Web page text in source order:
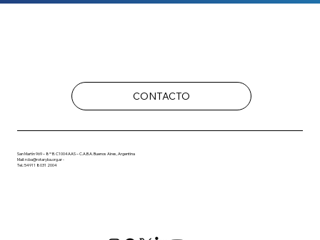
CONTACTO
San Martín 969 – 8º B. C1004AAS – C.A.B.A. Buenos Aires, Argentina
Mail: rcba@rotaryba.org.ar -
Tel.: 54911 8031 2004